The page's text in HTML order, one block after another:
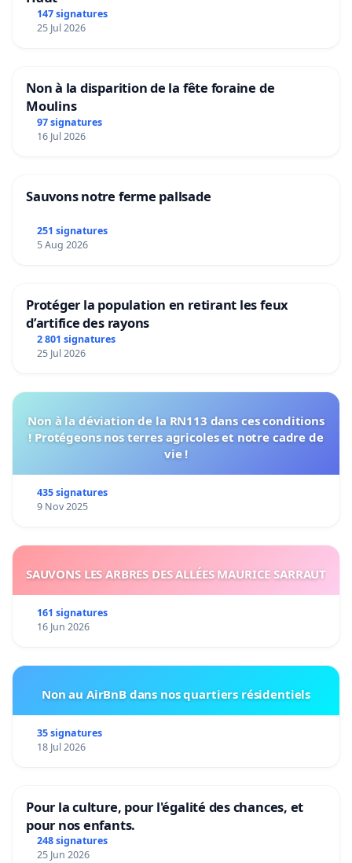
147 signatures
25 Jul 2026
Non à la disparition de la fête foraine de
Moulins
97 signatures
16 Jul 2026
Sauvons notre ferme pallsade
251 signatures
5 Aug 2026
Protéger la population en retirant les feux
d’artifice des rayons
2 801 signatures
25 Jul 2026
Non à la déviation de la RN113 dans ces conditions
! Protégeons nos terres agricoles et notre cadre de
vie !
435 signatures
9 Nov 2025
SAUVONS LES ARBRES DES ALLÉES MAURICE SARRAUT
161 signatures
16 Jun 2026
Non au AirBnB dans nos quartiers résidentiels
35 signatures
18 Jul 2026
Pour la culture, pour l'égalité des chances, et
pour nos enfants.
248 signatures
25 Jun 2026